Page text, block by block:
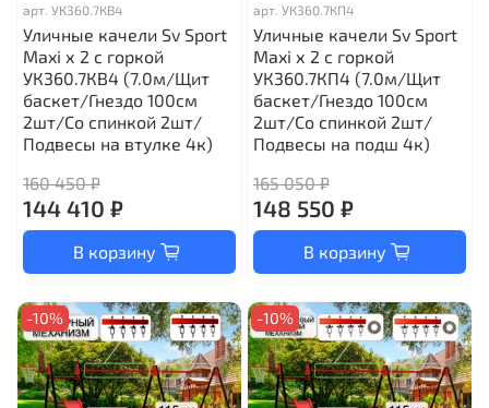
арт. УК360.7КВ4
Уличные качели Sv Sport
Maxi х 2 с горкой
УК360.7КВ4 (7.0м/Щит
баскет/Гнездо 100см
2шт/Со спинкой 2шт/
Подвесы на втулке 4к)
160 450 ₽
144 410 ₽
В корзину
арт. УК360.7КП4
Уличные качели Sv Sport
Maxi х 2 с горкой
УК360.7КП4 (7.0м/Щит
баскет/Гнездо 100см
2шт/Со спинкой 2шт/
Подвесы на подш 4к)
165 050 ₽
148 550 ₽
В корзину
-10% -10%